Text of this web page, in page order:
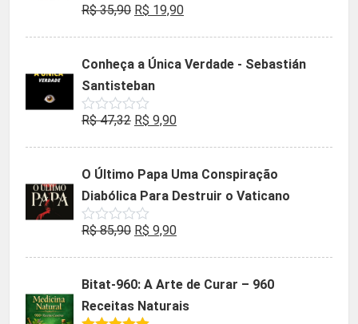
Avaliação
de
R$35,90 O
era:
R$ 35,90.
R$ 19,90O
é:
Conheça a Única Verdade - Sebastián
Santisteban
Avaliação
de
R$47,32 O
era:
R$ 47,32.
R$ 9,90O
é:
R$ 9,90.
O Último Papa Uma Conspiração
Diabólica Para Destruir o Vaticano
Avaliação
de
R$85,90 O
era:
R$ 85,90.
R$ 9,90O
é:
R$ 9,90.
Bitat-960: A Arte de Curar – 960
Receitas Naturais